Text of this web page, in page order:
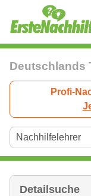
Deutschlands
Profi-
Detailsuche